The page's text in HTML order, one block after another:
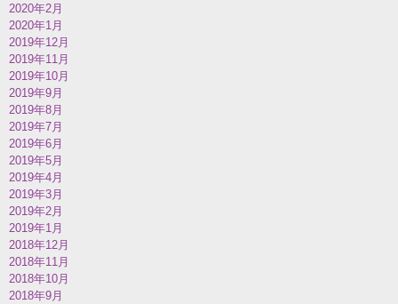
2020年2月
2020年1月
2019年12月
2019年11月
2019年10月
2019年9月
2019年8月
2019年7月
2019年6月
2019年5月
2019年4月
2019年3月
2019年2月
2019年1月
2018年12月
2018年11月
2018年10月
2018年9月